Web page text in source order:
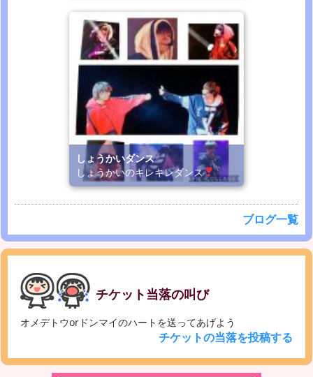
しょうかいダンス
しょうかいのキレキレダンス
ブログ一覧
チケット当落の叫び
オメデトウorドンマイのハートを送ってあげよう
チケットの当落を投稿する